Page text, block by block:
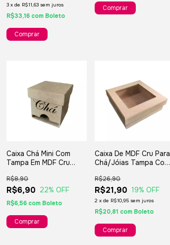
3 xde R$11,63 sem juros
R$33,16 com Boleto
Caixa Chá Mini Com
Tampa Em MDF Cru
09x09x09 cm.
R$6,90
R$8,90
22% OFF
R$6,56 com Boleto
Caixa De MDF Cru Para
Chá/Jóias Tampa Com
19,5x19,5x07cm.
R$21,90
R$26,90
19% OFF
2 xde R$10,95 sem juros
R$20,81 com Boleto